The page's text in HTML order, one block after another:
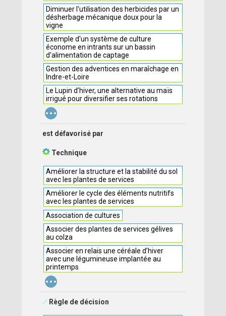
Diminuer l'utilisation des herbicides par un
désherbage mécanique doux pour la
vigne
Exemple d'un système de culture
économe en intrants sur un bassin
d'alimentation de captage
Gestion des adventices en maraîchage en
Indre-et-Loire
Le Lupin d’hiver, une alternative au maïs
irrigué pour diversifier ses rotations
...
est défavorisé par
Technique
Améliorer la structure et la stabilité du sol
avec les plantes de services
Améliorer le cycle des éléments nutritifs
avec les plantes de services
Association de cultures
Associer des plantes de services gélives
au colza
Associer en relais une céréale d’hiver
avec une légumineuse implantée au
printemps
...
Règle de décision